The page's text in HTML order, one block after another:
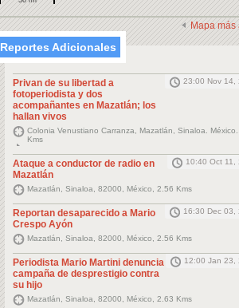
Mapa más
Reportes Adicionales
Privan de su libertad a
fotoperiodista y dos
acompañantes en Mazatlán; los
hallan vivos
23:00 Nov 14,
Colonia Venustiano Carranza, Mazatlán, Sinaloa.
Kms
Ataque a conductor de radio en
Mazatlán
10:40 Oct 11,
Mazatlán, Sinaloa, 82000, México, 2.56 Kms
Reportan desaparecido a Mario
Crespo Ayón
16:30 Dec 03,
Mazatlán, Sinaloa, 82000, México, 2.56 Kms
Periodista Mario Martini denuncia
campaña de desprestigio contra
su hijo
12:00 Jan 23,
Mazatlán, Sinaloa, 82000, México, 2.63 Kms